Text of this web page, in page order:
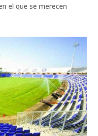
el que se merecen